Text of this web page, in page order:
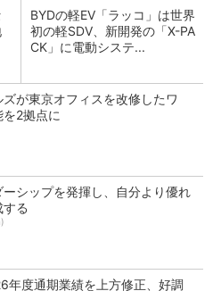
BYDの軽EV「ラッコ」は世界
初の軽SDV、新開発の「X-PA
CK」に電動システ...
が東京オフィスを改修したワ
2拠点に
シップを発揮し、自分より優れ
る
年度通期業績を上方修正、好調